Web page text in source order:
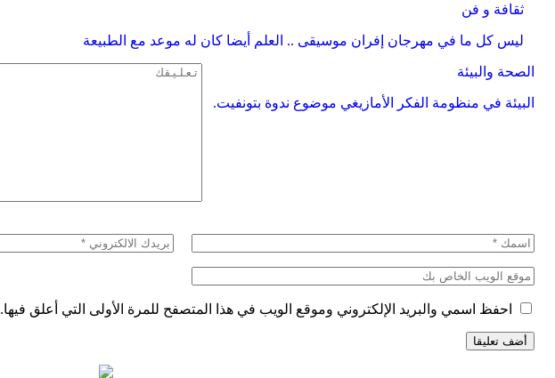
ثقافة و فن
ليس كل ما في مهرجان إفران موسيقى .. العلم أيضا كان له موعد مع الطبيعة
الصحة والبيئة
البيئة في منظومة الفكر الأمازيغي موضوع ندوة بتونفيت.
احفظ اسمي والبريد الإلكتروني وموقع الويب في هذا المتصفح للمرة الأولى التي أعلق فيها.